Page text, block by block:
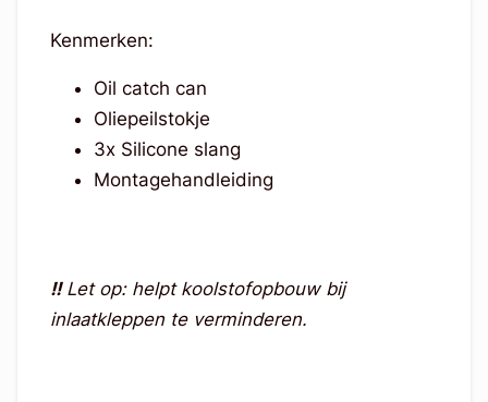
Kenmerken:
Oil catch can
Oliepeilstokje
3x Silicone slang
Montagehandleiding
!!Let op: helpt koolstofopbouw bij
inlaatkleppen te verminderen.